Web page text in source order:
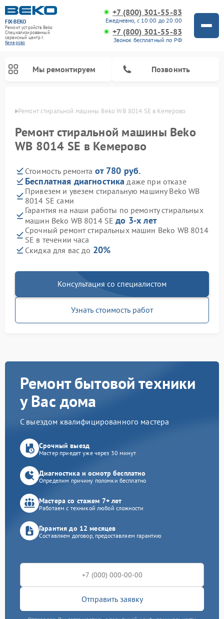
FIX-BEKO
Ремонт устройств Beko
Специализированный
cервисный центр г.
Кемерово
+7 (800) 301-55-83
Ежедневно, с 10:00 до 20:00
+7 (800) 301-55-83
Звонок бесплатный по РФ
Мы ремонтируем Позвонить
Ремонт стиральной машины Beko WB 8014 SE в Кемерово
Ремонт стиральной машины Beko
WB 8014 SE в Кемерово
Стоимость ремонта от 780 руб.
Бесплатная диагностика даже при отказе
Привезем и увезем стиральную машину Beko WB
8014 SE сами
Гарантия на наши работы по ремонту стиральных
машин Beko WB 8014 SEдо 3-х лет
Срочный ремонт стиральных машин Beko WB 8014
SE в течении часа
Скидка для вас до 20%
Консультация со специалистом
Узнать стоимость работ
Ремонт бытовой техники
у Вас дома
С выездом квалифицированного мастера
Срочный выезд
Мастер приедет уже через 30 минут
Диагностика и осмотр бесплатно
Определим причину поломки бесплатно
Мастера со стажем 7+ лет
Работаем с техникой любой сложности
Гарантия до 12 месяцев
Составляем договор, предоставляем гарантию
Отправить заявку